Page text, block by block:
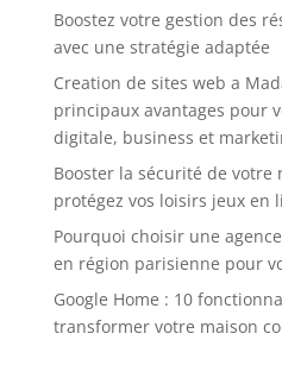
Boostez votre gestion des
avec une stratégie adaptée
Creation de sites web a
principaux avantages pour
digitale, business et
Booster la sécurité de votre
protégez vos loisirs jeux en
Pourquoi choisir une
en région parisienne pour
Google Home : 10
transformer votre maison